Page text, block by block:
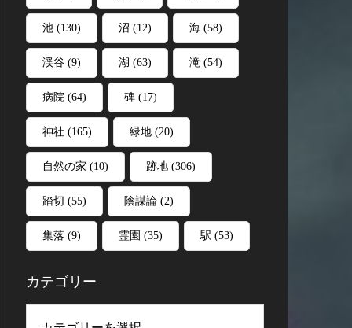
池 (130) 沼 (12) 海 (58)
渓谷 (9) 湖 (63) 滝 (54)
病院 (64) 碑 (17)
神社 (165) 緑地 (20)
自然の家 (10) 跡地 (306)
踏切 (55) 陰謀論 (2)
集落 (9) 霊園 (35) 駅 (53)
カテゴリー